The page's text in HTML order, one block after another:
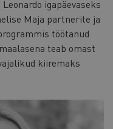
igapäevaseks
Maja partnerite ja
töötanud
teab omast
kiiremaks